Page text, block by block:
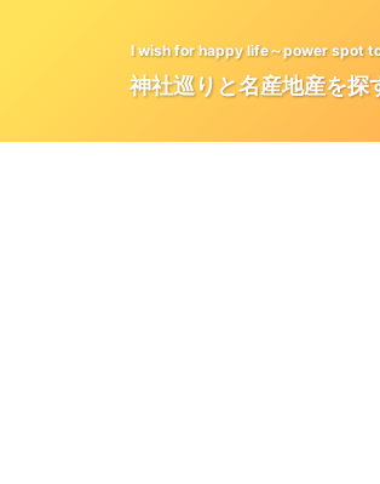
I wish for happy life～power spot
神社巡りと名産地産を探